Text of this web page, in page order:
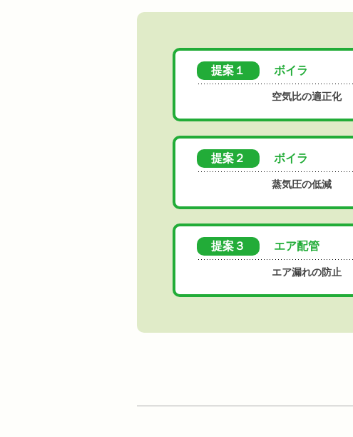
提案１ ボイラ
空気比の適正化
提案２ ボイラ
蒸気圧の低減
提案３ エア配管
エア漏れの防止